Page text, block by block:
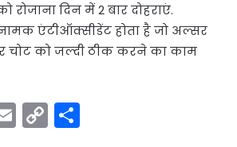
रोजाना दिन में 2 बार दोहराएं.
एंटीऑक्सीडेंट होता है जो अल्सर
को जल्दी ठीक करने का काम
E C